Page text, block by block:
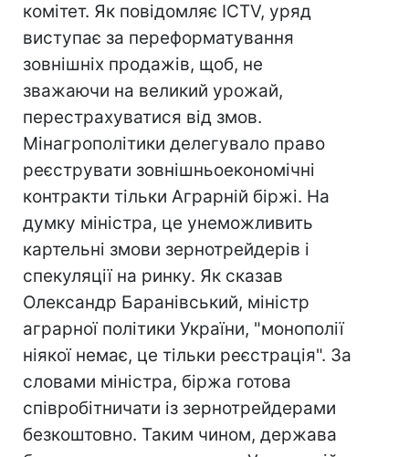
комітет. Як повідомляє ICTV, уряд
виступає за переформатування
зовнішніх продажів, щоб, не
зважаючи на великий урожай,
перестрахуватися від змов.
Мінагрополітики делегувало право
реєструвати зовнішньоекономічні
контракти тільки Аграрній біржі. На
думку міністра, це унеможливить
картельні змови зернотрейдерів і
спекуляції на ринку. Як сказав
Олександр Баранівський, міністр
аграрної політики України, "монополії
ніякої немає, це тільки реєстрація". За
словами міністра, біржа готова
співробітничати із зернотрейдерами
безкоштовно. Таким чином, держава